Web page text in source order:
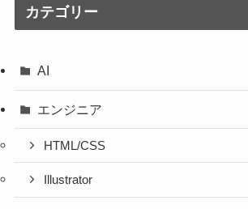
カテゴリー
AI
エンジニア
HTML/CSS
Illustrator